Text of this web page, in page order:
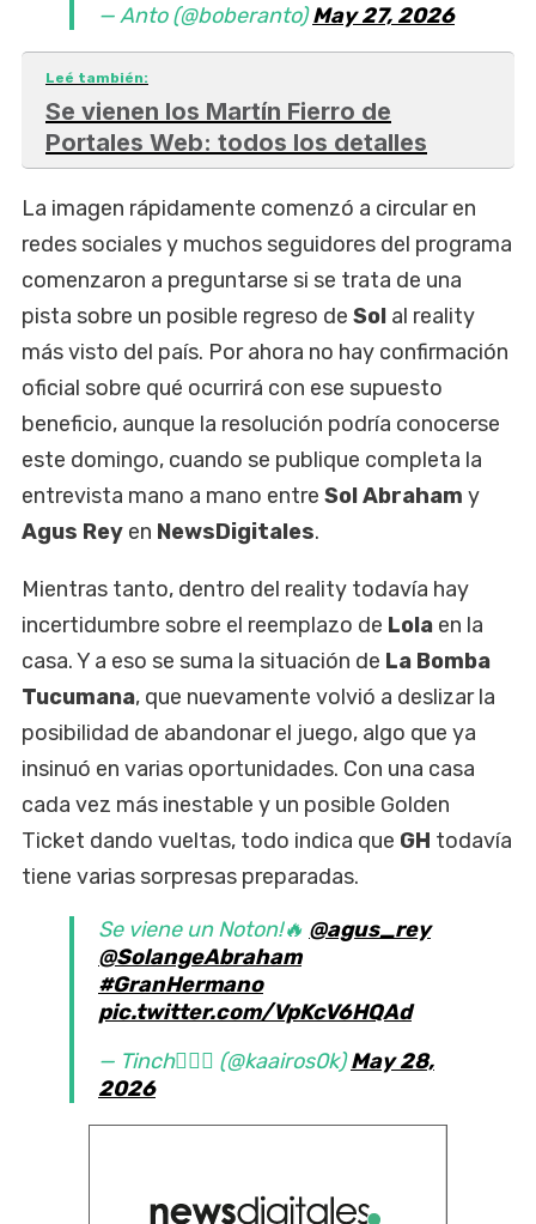
— Anto (@boberanto)May 27, 2026
Leé también:
Se vienen los Martín Fierro de
Portales Web: todos los detalles
La imagen rápidamente comenzó a circular en
redes sociales y muchos seguidores del programa
comenzaron a preguntarse si se trata de una
pista sobre un posible regreso de Sol al reality
más visto del país. Por ahora no hay confirmación
oficial sobre qué ocurrirá con ese supuesto
beneficio, aunque la resolución podría conocerse
este domingo, cuando se publique completa la
entrevista mano a mano entre Sol Abraham y
Agus Rey en NewsDigitales.
Mientras tanto, dentro del reality todavía hay
incertidumbre sobre el reemplazo de Lola en la
casa. Y a eso se suma la situación de La Bomba
Tucumana, que nuevamente volvió a deslizar la
posibilidad de abandonar el juego, algo que ya
insinuó en varias oportunidades. Con una casa
cada vez más inestable y un posible Golden
Ticket dando vueltas, todo indica que GH todavía
tiene varias sorpresas preparadas.
Se viene un Noton!🔥 @agus_rey
@SolangeAbraham
#GranHermano
pic.twitter.com/VpKcV6HQAd
— Tinch❤️‍🔥🐐 (@kaairos0k)May 28,
2026